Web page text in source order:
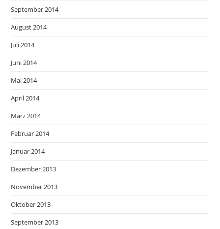
September 2014
August 2014
Juli 2014
Juni 2014
Mai 2014
April 2014
März 2014
Februar 2014
Januar 2014
Dezember 2013
November 2013
Oktober 2013
September 2013